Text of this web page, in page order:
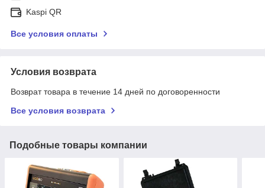
Kaspi QR
Все условия оплаты
Условия возврата
Возврат товара в течение 14 дней по договоренности
Все условия возврата
Подобные товары компании